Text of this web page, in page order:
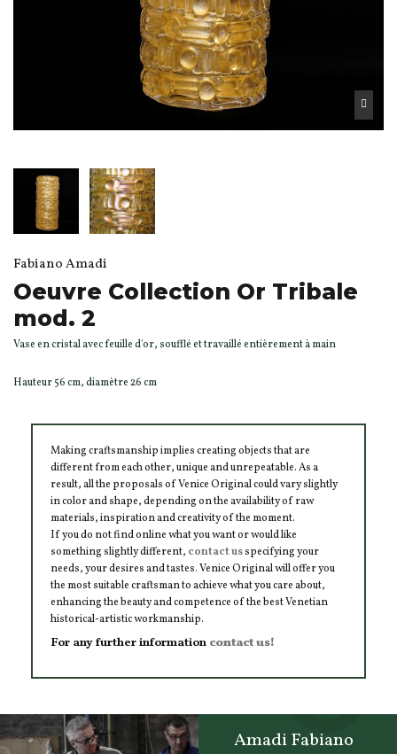
Fabiano Amadi
Oeuvre Collection Or Tribale
mod. 2
Vase en cristal avec feuille d'or, soufflé et travaillé entièrement à main
Hauteur 56 cm, diamètre 26 cm
Making craftsmanship implies creating objects that are
different from each other, unique and unrepeatable. As a
result, all the proposals of Venice Original could vary slightly
in color and shape, depending on the availability of raw
materials, inspiration and creativity of the moment.
If you do not find online what you want or would like
something slightly different, contact usspecifying your
needs, your desires and tastes. Venice Original will offer you
the most suitable craftsman to achieve what you care about,
enhancing the beauty and competence of the best Venetian
historical-artistic workmanship.
For any further information contact us!
Amadi Fabiano